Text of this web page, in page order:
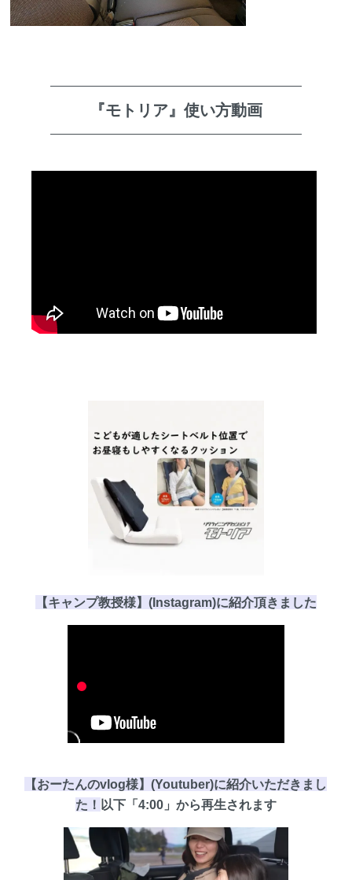
『モトリア』使い方動画
【キャンプ教授様】(Instagram)に紹介頂き ました
【おーたんのvlog様】(Youtuber)に紹介いただきまし
た！ 以下「4:00」 から再生されます